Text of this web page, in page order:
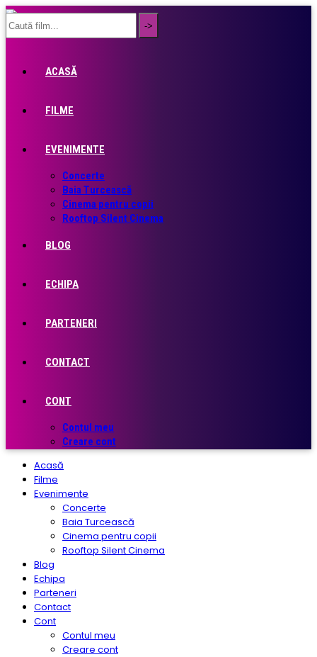
ACASĂ
FILME
EVENIMENTE
Concerte
Baia Turcească
Cinema pentru copii
Rooftop Silent Cinema
BLOG
ECHIPA
PARTENERI
CONTACT
CONT
Contul meu
Creare cont
Acasă
Filme
Evenimente
Concerte
Baia Turcească
Cinema pentru copii
Rooftop Silent Cinema
Blog
Echipa
Parteneri
Contact
Cont
Contul meu
Creare cont